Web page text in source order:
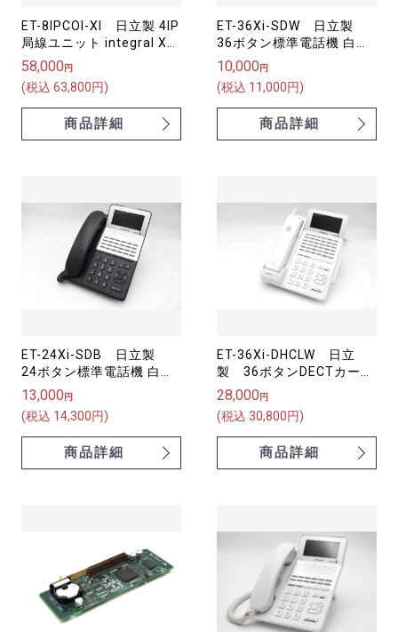
ET-8IPCOI-XI 日立製 4IP
局線ユニット integral X
【中古】
58,000 円
(税込 63,800円)
商品詳細
ET-36Xi-SDW 日立製
36ボタン標準電話機 白
ET-X
10,000 円
(税込 11,000円)
商品詳細
ET-24Xi-SDB 日立製
24ボタン標準電話機 白
ET-X
13,000 円
(税込 14,300円)
商品詳細
ET-36Xi-DHCLW 日立
製 36ボタンDECTカール
コードレス電話機 白
integral-X【中古】
28,000 円
(税込 30,800円)
商品詳細